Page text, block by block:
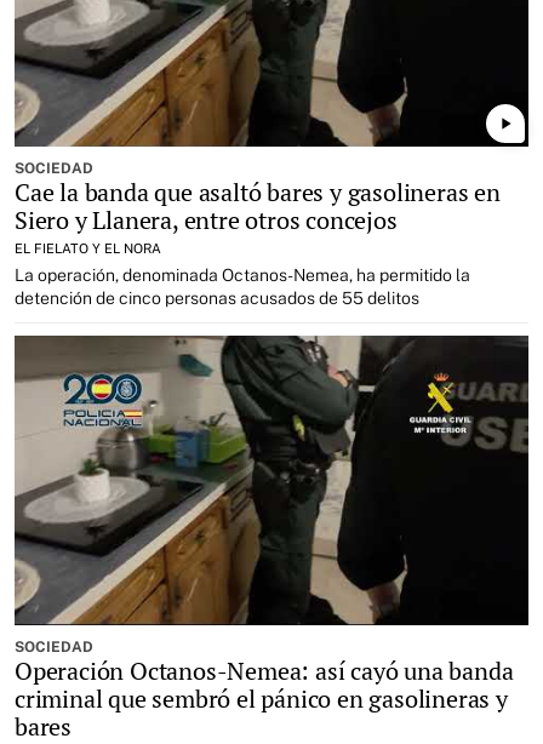
play_arrow
SOCIEDAD
Cae la banda que asaltó bares y gasolineras en
Siero y Llanera, entre otros concejos
EL FIELATO Y EL NORA
La operación, denominada Octanos-Nemea, ha permitido la
detención de cinco personas acusados de 55 delitos
SOCIEDAD
Operación Octanos-Nemea: así cayó una banda
criminal que sembró el pánico en gasolineras y
bares